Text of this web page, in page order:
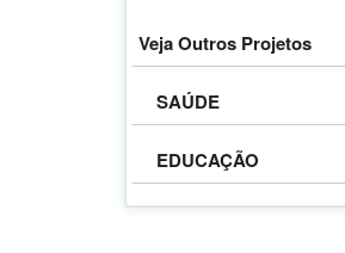
Veja Outros Projetos
SAÚDE
EDUCAÇÃO